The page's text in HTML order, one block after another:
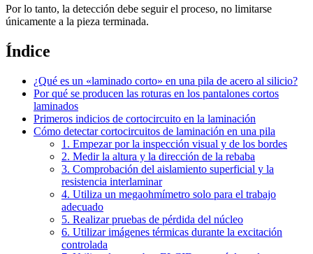
Por lo tanto, la detección debe seguir el proceso, no limitarse
únicamente a la pieza terminada.
Índice
¿Qué es un «laminado corto» en una pila de acero al silicio?
Por qué se producen las roturas en los pantalones cortos
laminados
Primeros indicios de cortocircuito en la laminación
Cómo detectar cortocircuitos de laminación en una pila
1. Empezar por la inspección visual y de los bordes
2. Medir la altura y la dirección de la rebaba
3. Comprobación del aislamiento superficial y la
resistencia interlaminar
4. Utiliza un megaohmímetro solo para el trabajo
adecuado
5. Realizar pruebas de pérdida del núcleo
6. Utilizar imágenes térmicas durante la excitación
controlada